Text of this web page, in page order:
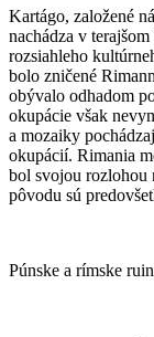
Kartágo, založené
nachádza v
rozsiahleho
bolo zničené
obývalo odhadom
okupácie však
a mozaiky
okupácií. Rimania
bol svojou rozlohou
pôvodu sú
Púnske a rímske